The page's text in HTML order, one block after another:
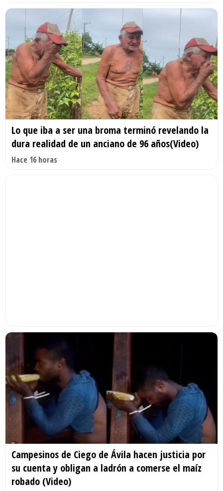
Lo que iba a ser una broma terminó revelando la
dura realidad de un anciano de 96 años(Video)
Hace 16 horas
Campesinos de Ciego de Ávila hacen justicia por
su cuenta y obligan a ladrón a comerse el maíz
robado (Video)